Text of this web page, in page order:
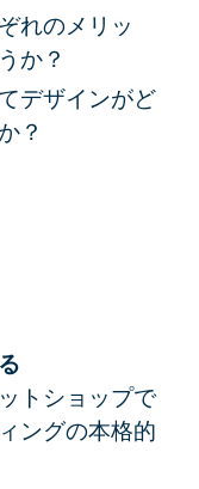
れのメリッ
か？
デザインがど
？
トショップで
ングの本格的